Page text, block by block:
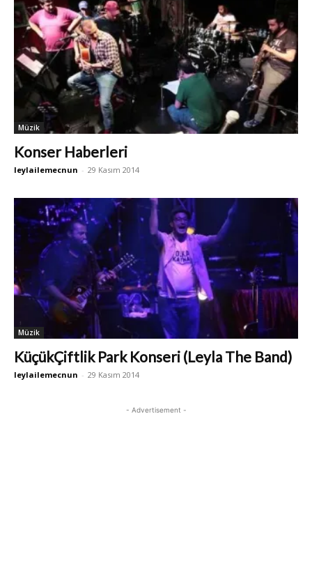
Müzik
Konser Haberleri
leylailemecnun - 29 Kasım 2014
Müzik
KüçükÇiftlik Park Konseri (Leyla The Band)
leylailemecnun - 29 Kasım 2014
- Advertisement -